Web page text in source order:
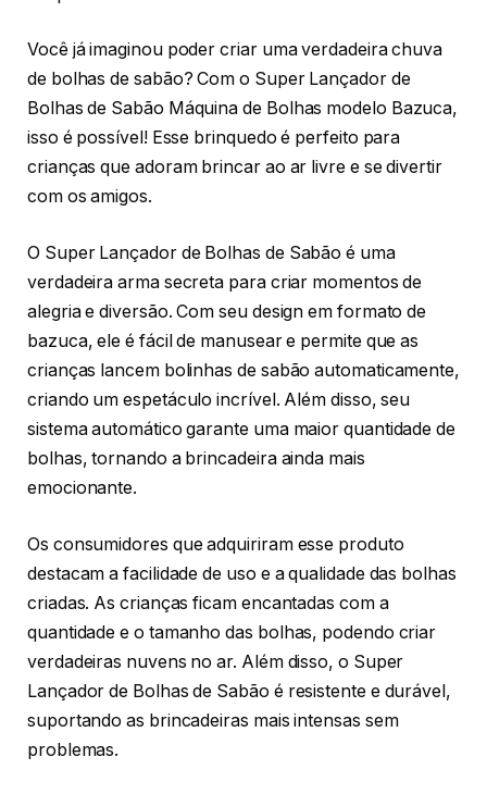
Você já imaginou poder criar uma verdadeira chuva
de bolhas de sabão? Com o Super Lançador de
Bolhas de Sabão Máquina de Bolhas modelo Bazuca,
isso é possível! Esse brinquedo é perfeito para
crianças que adoram brincar ao ar livre e se divertir
com os amigos.
O Super Lançador de Bolhas de Sabão é uma
verdadeira arma secreta para criar momentos de
alegria e diversão. Com seu design em formato de
bazuca, ele é fácil de manusear e permite que as
crianças lancem bolinhas de sabão automaticamente,
criando um espetáculo incrível. Além disso, seu
sistema automático garante uma maior quantidade de
bolhas, tornando a brincadeira ainda mais
emocionante.
Os consumidores que adquiriram esse produto
destacam a facilidade de uso e a qualidade das bolhas
criadas. As crianças ficam encantadas com a
quantidade e o tamanho das bolhas, podendo criar
verdadeiras nuvens no ar. Além disso, o Super
Lançador de Bolhas de Sabão é resistente e durável,
suportando as brincadeiras mais intensas sem
problemas.